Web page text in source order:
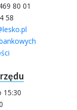
80 01
58
15:30